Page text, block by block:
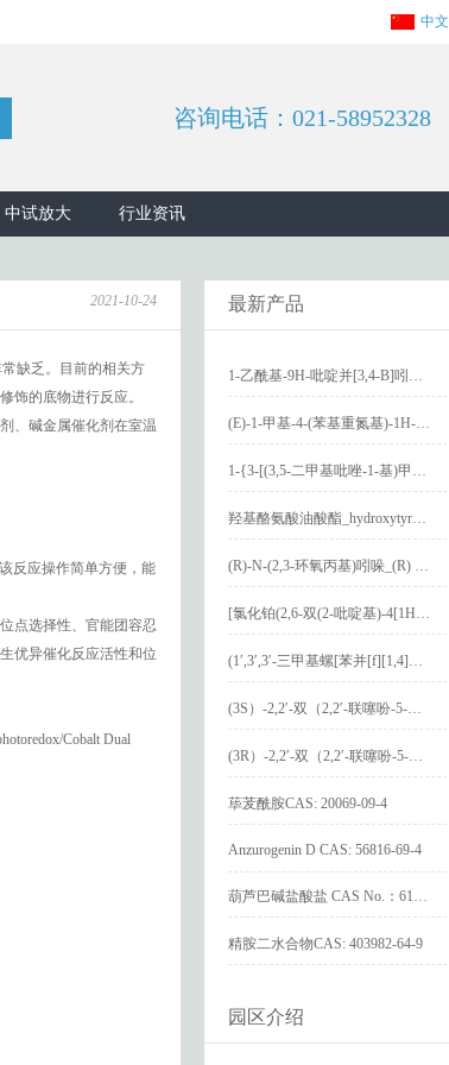
中文
咨询电话：021-58952328
中试放大 行业资讯
2021-10-24
常缺乏。目前的相关方
饰的底物进行反应。
、碱金属催化剂在室温
反应操作简单方便，能
点选择性、官能团容忍
优异催化反应活性和位
Cobalt Dual
最新产品
荜茇酰胺CAS: 20069-09-4
Anzurogenin D CAS: 56816-69-4
精胺二水合物CAS: 403982-64-9
园区介绍